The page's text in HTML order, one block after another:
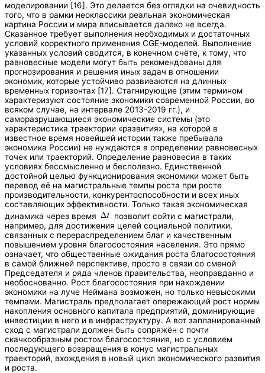
моделировании [16]. Это делается без оглядки на очевидность
того, что в рамки неоклассики реальная экономическая
картина России и мира вписывается далеко не всегда.
Сказанное требует выполнения необходимых и достаточных
условий корректного применения CGE-моделей. Выполнение
указанных условий сводится, в конечном счёте, к тому, что
равновесные модели могут быть рекомендованы для
прогнозирования и решения иных задач в отношении
экономик, которые устойчиво развиваются на длинных
временных горизонтах [17]. Стагнирующие (этим термином
характеризуют состояние экономики современной России, во
всяком случае, на интервале 2013-2019 гг.), и
саморазрушающиеся экономические системы (это
характеристика траектории «развития», на которой в
известное время новейшей истории также пребывала
экономика России) не нуждаются в определении равновесных
точек или траекторий. Определение равновесия в таких
условиях бессмысленно и бесполезно. Единственной
достойной целью функционирования экономики может быть
перевод её на магистральные темпы роста при росте
производительности, конкурентоспособности и всех иных
составляющих эффективности. Только такая экономическая
динамика через время
позволит сойти с магистрали,
например, для достижения целей социальной политики,
связанных с перераспределением благ и качественным
повышением уровня благосостояния населения. Это прямо
означает, что общественные ожидания роста благосостояния
в самой ближней перспективе, просто в связи со сменой
Председателя и ряда членов правительства, неоправданно и
необоснованно. Рост благосостояния при нахождении
экономики на луче Неймана возможен, но только невысокими
темпами. Магистраль предполагает опережающий рост нормы
накопления основного капитала предприятий, доминирующие
инвестиции в него и в инфраструктуру. А вот запланированный
сход с магистрали должен быть сопряжён с почти
скачкообразным ростом благосостояния, но с условием
последующего возвращения в конус магистральных
траекторий, вхождения в новый цикл экономического развития
и роста.